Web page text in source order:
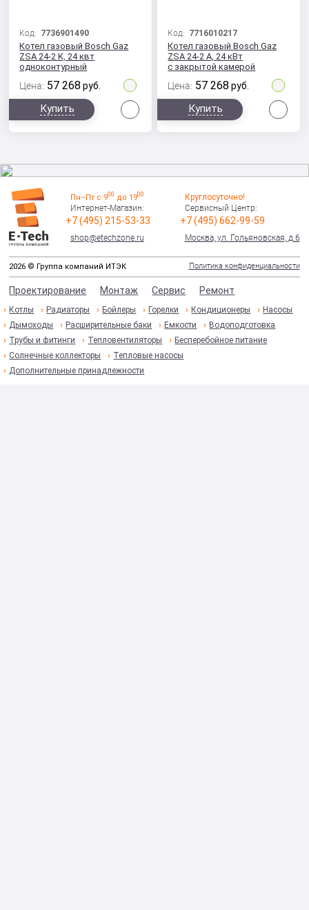
Код: 7736901490
Котел газовый Bosch Gaz
ZSA 24-2 K, 24 квт
одноконтурный
Цена: 57 268 руб.
Купить
Код: 7716010217
Котел газовый Bosch Gaz
ZSA 24-2 A, 24 кВт
с закрытой камерой
Цена: 57 268 руб.
Купить
Пн–Пт с 900 до 1900
Интернет-Магазин:
+7 (495) 215-53-33
shop@etechzone.ru
Круглосуточно!
Сервисный Центр:
+7 (495) 662-99-59
Москва, ул. Гольяновская, д.6
2026 © Группа компаний ИТЭК Политика конфиденциальности
Проектирование Монтаж Сервис Ремонт
Котлы Радиаторы Бойлеры Горелки Кондиционеры
Насосы
Дымоходы
Расширительные баки Емкости
Водоподготовка
Трубы и фитинги
Тепловентиляторы
Бесперебойное питание
Солнечные коллекторы
Тепловые насосы
Дополнительные принадлежности